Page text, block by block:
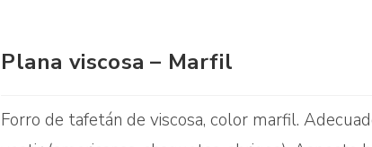
Plana viscosa – Marfil
Forro de tafetán de viscosa, color marfil.